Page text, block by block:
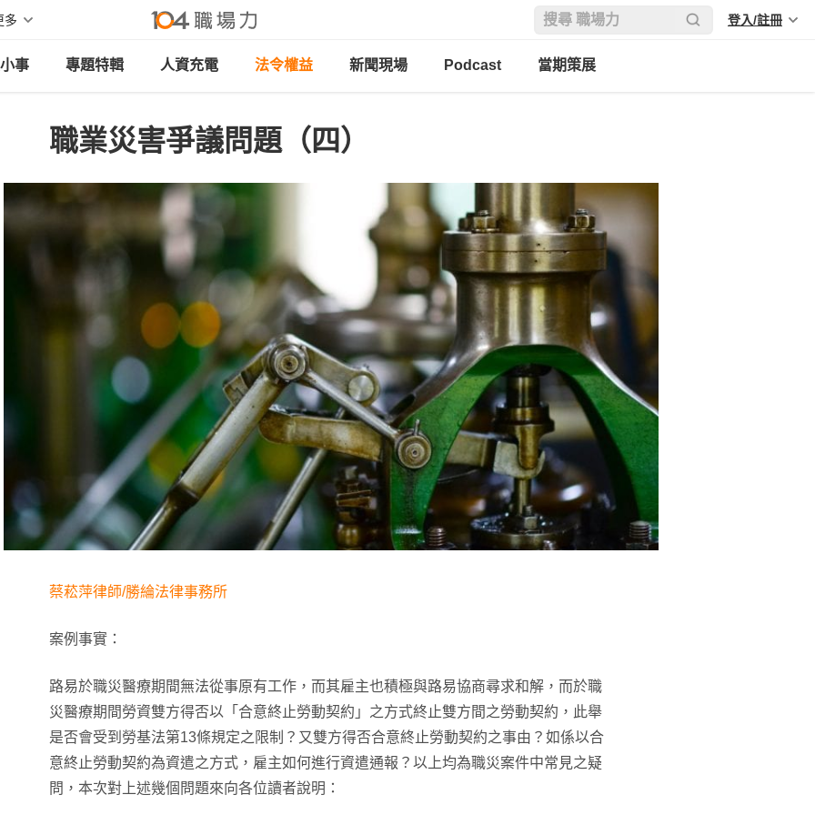
多 登入/註冊
事 專題特輯 人資充電 法令權益 新聞現場 Podcast 當期策展
職業災害爭議問題（四）
蔡菘萍律師/勝綸法律事務所
案例事實：
路易於職災醫療期間無法從事原有工作，而其雇主也積極與路易協商尋求和解，而於職
災醫療期間勞資雙方得否以「合意終止勞動契約」之方式終止雙方間之勞動契約，此舉
是否會受到勞基法第13條規定之限制？又雙方得否合意終止勞動契約之事由？如係以合
意終止勞動契約為資遣之方式，雇主如何進行資遣通報？以上均為職災案件中常見之疑
問，本次對上述幾個問題來向各位讀者說明：